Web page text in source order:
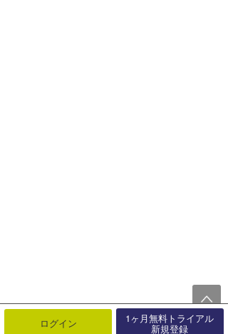
ログイン 1ヶ月無料トライアル
新規登録